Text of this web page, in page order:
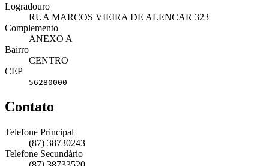
Logradouro
RUA MARCOS VIEIRA DE ALENCAR 323
Complemento
ANEXO A
Bairro
CENTRO
CEP
56280000
Contato
Telefone Principal
(87) 38730243
Telefone Secundário